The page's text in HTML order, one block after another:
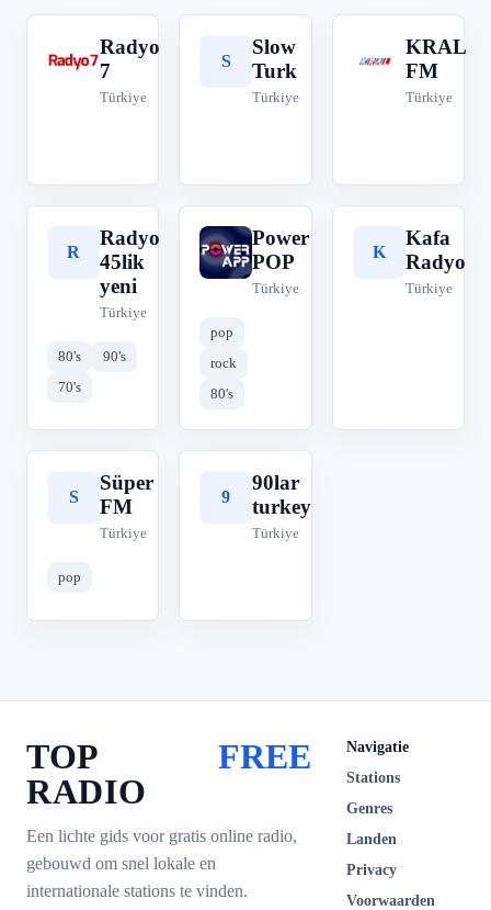
R
Radyo
7
Türkiye
S
Slow
Turk
Türkiye
K
KRAL
FM
Türkiye
R
Radyo
45lik
yeni
Türkiye
80's
90's
70's
P
Power
POP
Türkiye
pop
rock
80's
K
Kafa
Radyo
Türkiye
S
Süper
FM
Türkiye
pop
9
90lar
turkey
Türkiye
TOP
RADIO
FREE
Een lichte gids voor gratis online radio,
gebouwd om snel lokale en
internationale stations te vinden.
Navigatie
Stations
Genres
Landen
Privacy
Voorwaarden